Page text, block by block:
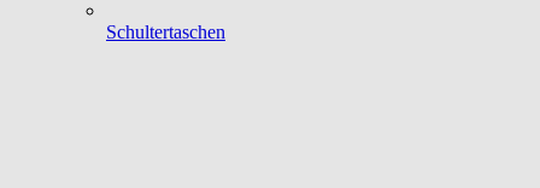
Schultertaschen